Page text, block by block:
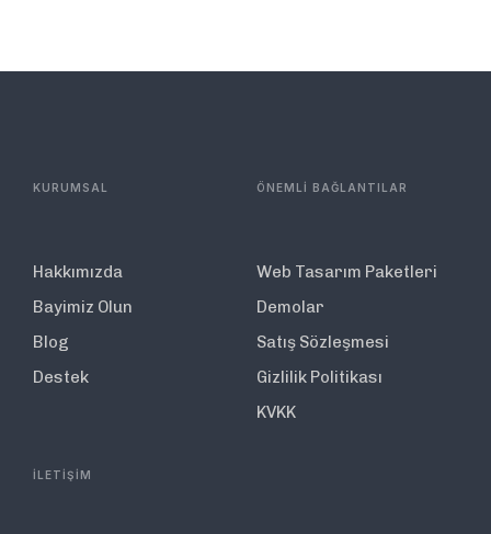
KURUMSAL
Hakkımızda
Bayimiz Olun
Blog
Destek
ÖNEMLİ BAĞLANTILAR
Web Tasarım Paketleri
Demolar
Satış Sözleşmesi
Gizlilik Politikası
KVKK
İLETİŞİM